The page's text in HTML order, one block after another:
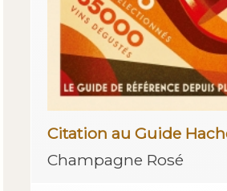
Citation au Guide
Champagne Rosé